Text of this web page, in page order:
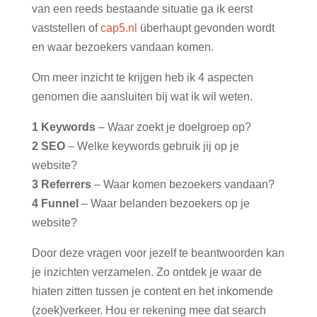
van een reeds bestaande situatie ga ik eerst
vaststellen ofcap5.nl überhaupt gevonden wordt
en waar bezoekers vandaan komen.
Om meer inzicht te krijgen heb ik 4 aspecten
genomen die aansluiten bij wat ik wil weten.
1 Keywords– Waar zoekt je doelgroep op?
2 SEO– Welke keywords gebruik jij op je
website?
3 Referrers– Waar komen bezoekers vandaan?
4 Funnel – Waar belanden bezoekers op je
website?
Door deze vragen voor jezelf te beantwoorden kan
je inzichten verzamelen. Zo ontdek je waar de
hiaten zitten tussen je content en het inkomende
(zoek)verkeer. Hou er rekening mee dat search